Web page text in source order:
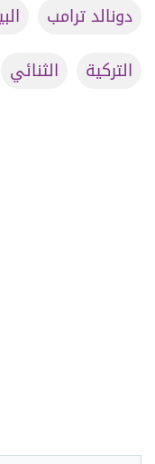
دونالد ترامب
التركية
الثنائي